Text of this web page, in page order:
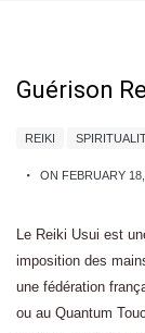
Guérison
REIKI
ON FEBRUARY
Le Reiki Usui est
imposition des
une fédération
ou au Quantum